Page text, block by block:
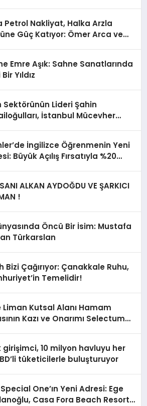
Petrol Nakliyat, Halka Arzla
Güç Katıyor: Ömer Arca ve
Emre Aşık: Sahne Sanatlarında
Yıldız
Sektörünün Lideri Şahin
İstanbul Mücevher
İngilizce Öğrenmenin Yeni
Büyük Açılış Fırsatıyla %20
ALKAN AYDOĞDU VE ŞARKICI
!
Öncü Bir İsim: Mustafa
Türkarslan
Bizi Çağırıyor: Çanakkale Ruhu,
Temelidir!
Liman Kutsal Alanı Hamam
Kazı ve Onarımı Selectum
girişimci, 10 milyon havluyu her
tüketicilerle buluşturuyor
One’ın Yeni Adresi: Ege
Casa Fora Beach Resort